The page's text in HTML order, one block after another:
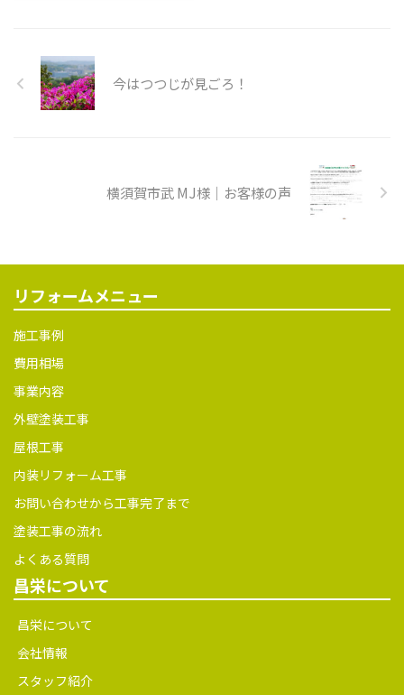
かみのある電球色のダウンラ
イトを採用し、少し落ち着い
た雰囲気を演出しました。床
ガ調の壁紙を貼り、それがおし
屋根工事
内装リフォーム工事
お問い合わせから工事完了まで
塗装工事の流れ
よくある質問
昌栄について
昌栄について
会社情報
スタッフ紹介
安全への取り組み
SDGsへの取り組み
お支払い方法
採用情報
ピックアップ情報